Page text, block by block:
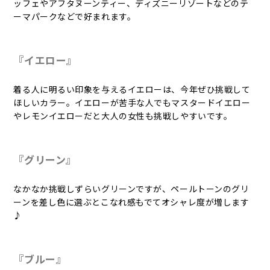
ッフェやアフタヌーンティー、ディズニーリゾートなどのテ
ーマパークなどで好まれます。
『イエロー』
着る人に明るい印象を与えるイエローは、今年ぜひ挑戦して
ほしいカラー。イエローが苦手な人でもマスタードイエロー
やレモンイエローだと大人の女性も挑戦しやすいです。
『グリーン』
なかなか挑戦しずらいグリーンですが、ペールトーンのグリ
ーンを差し色に選ぶとこなれ感もでてオシャレ度が増します
♪
『ブルー』